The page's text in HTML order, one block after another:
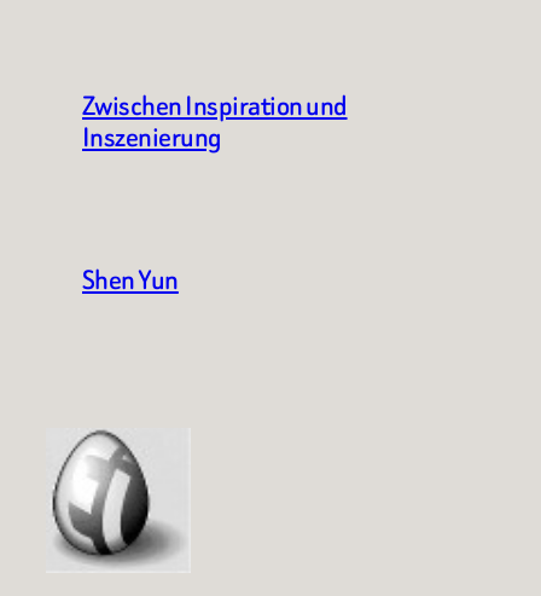
Zwischen Inspiration und
Inszenierung
Shen Yun